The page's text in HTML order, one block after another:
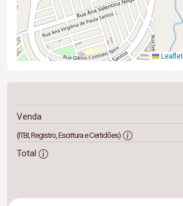
Leaflet
Venda
(ITBI, Registro, Escritura e Certidões)
Total